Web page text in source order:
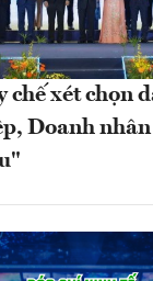
chế xét chọn
Doanh